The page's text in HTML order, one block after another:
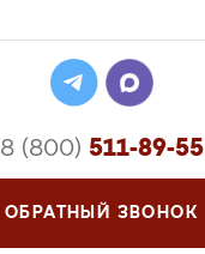
8 (800) 511-89-55
ОБРАТНЫЙ ЗВОНОК